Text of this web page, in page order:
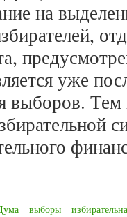
на
уже
выборов. Тем
выборы